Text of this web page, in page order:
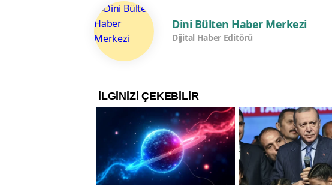
Dini Bülten Haber Merkezi
Dijital Haber Editörü